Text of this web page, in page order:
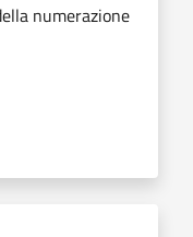
numerazione